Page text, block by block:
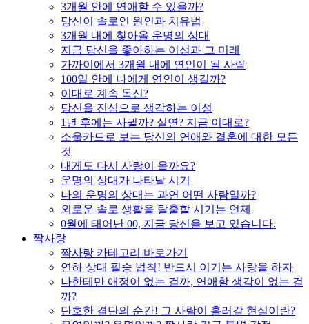
3개월 안에 연애할 수 있을까?
당신이 솔로인 원인과 치유법
3개월 내에 찾아올 운명의 상대
지금 당신을 좋아하는 이성과 그 미래
가까이에서 3개월 내에 연인이 될 사람
100일 안에 나에게 연인이 생길까?
이대로 계속 독신?
당신을 진심으로 생각하는 이성
1년 후에는 사귈까? 실연? 지금 이대로?
소울카드로 보는 당신의 연애와 결혼에 대한 모든
것
내게도 다시 사랑이 올까요?
운명의 상대가 나타날 시기
나의 운명의 상대는 과연 어떤 사람일까?
외로운 솔로 생활을 탈출할 시기는 언제
0월에 태어난 00, 지금 당신을 보고 있습니다.
짝사랑
짝사랑 카테고리 바로가기
연하 상대 필승 법칙! 반드시 이기는 사랑을 하자
나한테만 애정이 없는 걸까, 연애할 생각이 없는 걸
까?
단호한 결단의 순간! 그 사람이 흘러갈 현실이란?